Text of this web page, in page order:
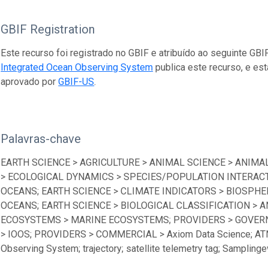
GBIF Registration
Este recurso foi registrado no GBIF e atribuído ao seguinte
Integrated Ocean Observing System publica este recurso, e
aprovado porGBIF-US.
Palavras-chave
EARTH SCIENCE > AGRICULTURE > ANIMAL SCIENCE >
> ECOLOGICAL DYNAMICS > SPECIES/POPULATION
OCEANS; EARTH SCIENCE > CLIMATE INDICATORS >
OCEANS; EARTH SCIENCE > BIOLOGICAL CLASSIFICATION >
ECOSYSTEMS > MARINE ECOSYSTEMS; PROVIDERS >
> IOOS; PROVIDERS > COMMERCIAL > Axiom Data Science;
Observing System; trajectory; satellite telemetry tag;